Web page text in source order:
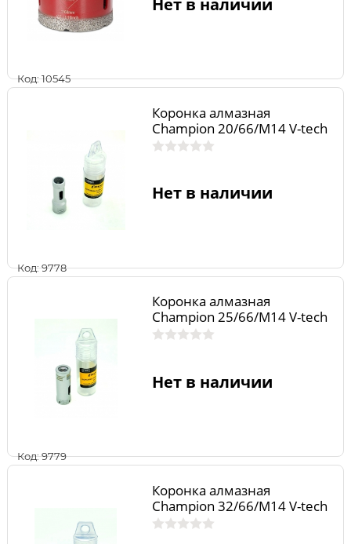
Код: 10545
Код: 9778
Коронка алмазная
Champion 20/66/М14 V-tech
Нет в наличии
Код: 9779
Коронка алмазная
Champion 25/66/М14 V-tech
Нет в наличии
Коронка алмазная
Champion 32/66/М14 V-tech